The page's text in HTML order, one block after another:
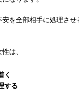
安を全部相手に処理さ
は、
く
する